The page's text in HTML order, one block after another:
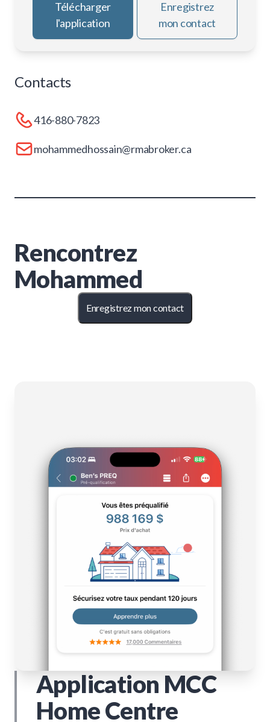
Télécharger
l'application
Enregistrez
mon contact
Contacts
416-880-7823
mohammedhossain@rmabroker.ca
Rencontrez
Mohammed
Enregistrez mon contact
Application MCC
Home Centre